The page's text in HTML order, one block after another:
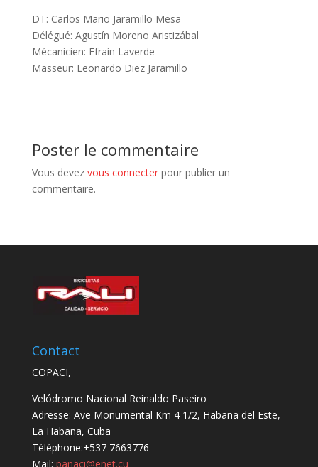
DT: Carlos Mario Jaramillo Mesa
Délégué: Agustín Moreno Aristizábal
Mécanicien: Efraín Laverde
Masseur: Leonardo Diez Jaramillo
Poster le commentaire
Vous devez vous connecterpour publier un
commentaire.
Contact
COPACI,
Velódromo Nacional Reinaldo Paseiro
Adresse: Ave Monumental Km 4 1/2, Habana del Este,
La Habana, Cuba
Téléphone:+537 7663776
Mail: panaci@enet.cu